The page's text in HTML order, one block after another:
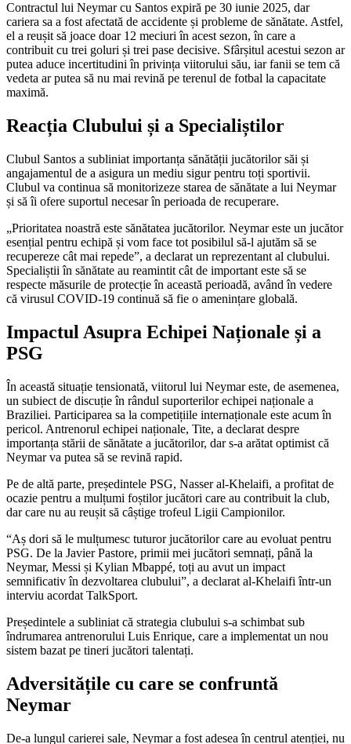
Contractul lui Neymar cu Santos expiră pe 30 iunie 2025, dar
cariera sa a fost afectată de accidente și probleme de sănătate. Astfel,
el a reușit să joace doar 12 meciuri în acest sezon, în care a
contribuit cu trei goluri și trei pase decisive. Sfârșitul acestui sezon ar
putea aduce incertitudini în privința viitorului său, iar fanii se tem că
vedeta ar putea să nu mai revină pe terenul de fotbal la capacitate
maximă.
Reacția Clubului și a Specialiștilor
Clubul Santos a subliniat importanța sănătății jucătorilor săi și
angajamentul de a asigura un mediu sigur pentru toți sportivii.
Clubul va continua să monitorizeze starea de sănătate a lui Neymar
și să îi ofere suportul necesar în perioada de recuperare.
„Prioritatea noastră este sănătatea jucătorilor. Neymar este un jucător
esențial pentru echipă și vom face tot posibilul să-l ajutăm să se
recupereze cât mai repede”, a declarat un reprezentant al clubului.
Specialiștii în sănătate au reamintit cât de important este să se
respecte măsurile de protecție în această perioadă, având în vedere
că virusul COVID-19 continuă să fie o amenințare globală.
Impactul Asupra Echipei Naționale și a
PSG
În această situație tensionată, viitorul lui Neymar este, de asemenea,
un subiect de discuție în rândul suporterilor echipei naționale a
Braziliei. Participarea sa la competițiile internaționale este acum în
pericol. Antrenorul echipei naționale, Tite, a declarat despre
importanța stării de sănătate a jucătorilor, dar s-a arătat optimist că
Neymar va putea să se revină rapid.
Pe de altă parte, președintele PSG, Nasser al-Khelaifi, a profitat de
ocazie pentru a mulțumi foștilor jucători care au contribuit la club,
dar care nu au reușit să câștige trofeul Ligii Campionilor.
“Aș dori să le mulțumesc tuturor jucătorilor care au evoluat pentru
PSG. De la Javier Pastore, primii mei jucători semnați, până la
Neymar, Messi și Kylian Mbappé, toți au avut un impact
semnificativ în dezvoltarea clubului”, a declarat al-Khelaifi într-un
interviu acordat TalkSport.
Președintele a subliniat că strategia clubului s-a schimbat sub
îndrumarea antrenorului Luis Enrique, care a implementat un nou
sistem bazat pe tineri jucători talentați.
Adversitățile cu care se confruntă
Neymar
De-a lungul carierei sale, Neymar a fost adesea în centrul atenției, nu